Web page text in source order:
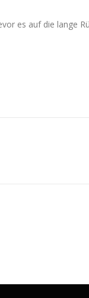
es auf die lange